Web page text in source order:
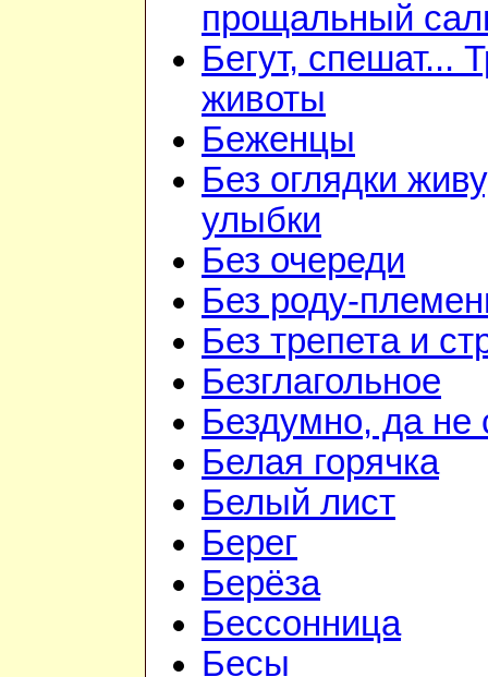
прощальный
Бегут, спешат...
животы
Беженцы
Без оглядки
улыбки
Без очереди
Без роду-
Без трепета и
Безглагольное
Бездумно, да не
Белая горячка
Белый лист
Берег
Берёза
Бессонница
Бесы